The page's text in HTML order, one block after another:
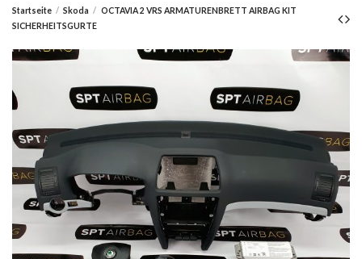
Startseite Skoda
OCTAVIA 2 VRS ARMATURENBRETT AIRBAG KIT
SICHERHEITSGURTE